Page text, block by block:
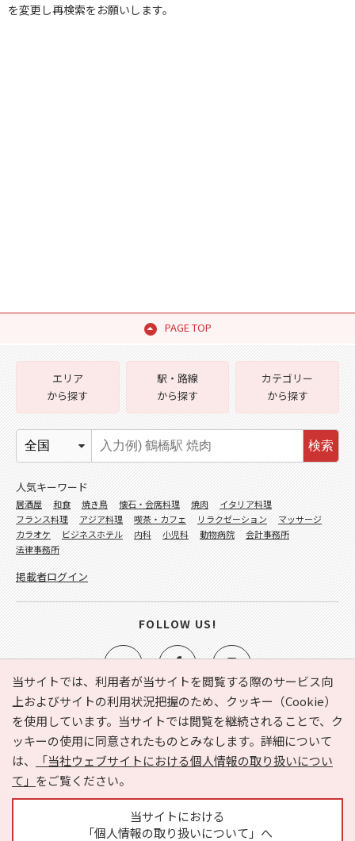
を変更し再検索をお願いします。
PAGE TOP
当サイトでは、利用者が当サイトを閲覧する際のサービス向
上およびサイトの利用状況把握のため、クッキー（Cookie）
を使用しています。当サイトでは閲覧を継続されることで、ク
ッキーの使用に同意されたものとみなします。詳細について
は、
「当社ウェブサイトにおける個人情報の取り扱いについ
て」 をご覧ください。
当サイトにおける
「個人情報の取り扱いについて」へ
e-NAVITA（イーナビタ）とは？ お気に入り
ヘルプ
利用規約
個人情報の取り扱いについて
運営会社
サイトマップ
広告掲載に関するお問い合わせ
エリア
から探す
駅・路線
から探す
カテゴリー
から探す
検索
人気キーワード
居酒屋 和食 焼き鳥 懐石・会席料理 焼肉
イタリア料理
フランス料理
アジア料理 喫茶・カフェ リラクゼーション
マッサージ
カラオケ
ビジネスホテル 内科 小児科 動物病院
会計事務所
法律事務所
掲載者ログイン
FOLLOW US!